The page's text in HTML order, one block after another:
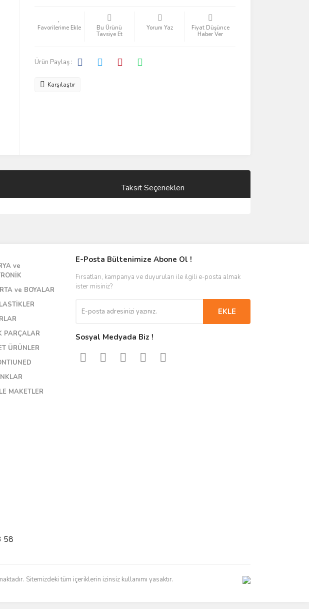
Bu Ürünü
Tavsiye Et
Yorum Yaz
Fiyat Düşünce
Haber Ver
Ürün Paylaş :
Karşılaştır
Taksit Seçenekleri
ve
ve BOYALAR
PARÇALAR
ÜRÜNLER
MAKETLER
58
E-Posta Bültenimize Abone Ol !
Fırsatları, kampanya ve duyuruları ile ilgili e-posta almak
ister misiniz?
EKLE
Sosyal Medyada Biz !
Sitemizdeki tüm içeriklerin izinsiz kullanımı yasaktır.